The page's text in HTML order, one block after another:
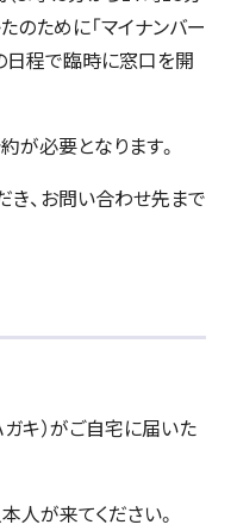
のために「マイナンバー
日程で臨時に窓口を開
が必要となります。
、お問い合わせ先まで
キ）がご自宅に届いた
人が来てください。